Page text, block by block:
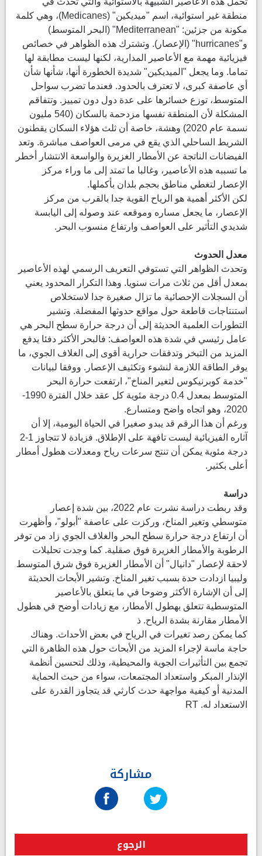
منطقة غير استوائية، اسم "ميديكين" (Medicanes)، وهي كلمة
مكونة من جزئين: "Mediterranean" (البحر المتوسط)
و"hurricanes" (الإعصار). وتشترك هذه الظواهر في خصائص
فيزيائية مهمة مع الأعاصير المدارية، لكنها ليست مطابقة لها
تماما. وما يجعل "الميديكين" شديدة الخطورة أنها، شأنها شأن
أي عاصفة كبرى، لا تعترف بالحدود. فعندما تضرب سواحل
المتوسط، توزع خسائرها على عدة دول دون تمييز. وتتفاقم
المشكلة لأن المنطقة نفسها مزدحمة بالسكان (540 مليون
نسمة عام 2020) وهشة، خاصة أن ثلث هؤلاء السكان يقطنون
الشريط الساحلي الذي يقع في مرمى العواصف مباشرة. وتعد
الفيضانات الناتجة عن الأمطار الغزيرة والواسعة الانتشار أخطر
ما تسببه هذه الأعاصير، وغالبا ما تمتد إلى ما وراء مركز
الإعصار لتغطي مناطق بحجم بلدان بأكملها.
لكن الأكثر أهمية هو الرياح القوية جدا بالقرب من مركز
الإعصار، ما يجعل مساره وموقعه عند وصوله إلى اليابسة
شديدي التأثير على العواصف وارتفاع منسوب البحر.
معدل الحدوث
وتحدث الظواهر التي تستوفي التعريف الرسمي لهذه الأعاصير
بمعدل أقل من ثلاث مرات سنويا. وهذا التكرار المحدود يعني
أن السجلات الإحصائية ما تزال صغيرة جدا لاستخلاص
استنتاجات قاطعة حول مواقع حدوثها المفضلة. وتشير
التطورات العلمية الحديثة إلى أن درجة حرارة سطح البحر هي
عامل رئيسي في شدة هذه العواصف: فالبحر الأكثر دفئا يدفع
المزيد من التبخر وتدفقات حرارية أقوى إلى الغلاف الجوي، ما
يوفر الطاقة اللازمة لنشوء وتكثيف الإعصار. ووفقا لبيانات
"خدمة كوبرنيكوس لتغير المناخ"، ارتفعت حرارة البحر
المتوسط بمعدل 0.4 درجة مئوية كل عقد خلال الفترة 1990-
2020، وهو اتجاه واضح ومتسارع.
ورغم أن هذا الرقم قد يبدو صغيرا في الحياة اليومية، إلا أن
آثاره الفيزيائية ليست تافهة على الإطلاق. فزيادة لا تتجاوز 1-2
درجة مئوية يمكن أن تنتج سرعات رياح ومعدلات هطول أمطار
أعلى بكثير.
دراسة
وقد ربطت دراسة نشرت عام 2022، بين شدة إعصار
متوسطي وتغير المناخ، وركزت على عاصفة "أبولو"، وأظهرت
أن ارتفاع درجة حرارة سطح البحر والغلاف الجوي زاد من توفر
الرطوبة والأمطار الغزيرة فوق صقلية. كما وجدت تحليلات
لاحقة لإعصار "دانيال" أن الأمطار الغزيرة فوق شرق المتوسط
وليبيا ازدادت حدة بسبب تغير المناخ. وتشير الأبحاث الحديثة
إلى أن الإشارة الأكثر وضوحا في ما يتعلق بالأعاصير
المتوسطية تتعلق بهطول الأمطار، مع زيادات أوضح في هطول
الأمطار مقارنة بشدة الرياح. ذ
كما يمكن رصد تغيرات في الرياح في بعض الأحداث. وهناك
حاجة ماسة لإجراء المزيد من الأبحاث حول هذه الظاهرة التي
تجمع بين التأثيرات الجوية والمحيطية، وذلك لتحسين أنظمة
الإنذار المبكر واستعداد المجتمعات، سواء من حيث الحماية
المدنية أو كيفية مواجهة حدث كارثي قد يتجاوز القدرة على
الاستعداد له. RT
مشاركة
الرجوع